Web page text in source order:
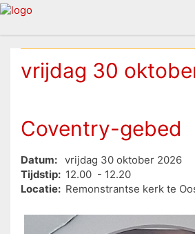
vrijdag 30
Coventry-gebed
Datum:
vrijdag 30 oktober 2026
Tijdstip: 12.00 - 12.20
Locatie: Remonstrantse kerk te